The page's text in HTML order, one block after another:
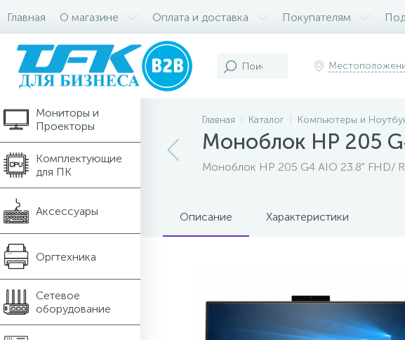
Главная О магазине Оплата и доставка Покупателям
Компьютеры и
Ноутбуки
Мониторы и
Проекторы
Комплектующие
для ПК
Аксессуары
Оргтехника
Сетевое
оборудование
Главная Каталог Компьютеры и
Моноблок HP 205
Моноблок HP 205 G4 AIO 23.8" FHD/
Описание Характеристики